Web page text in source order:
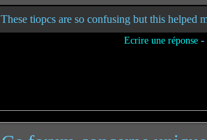
These tiopcs are so confusing but this helped
Ecrire une réponse-